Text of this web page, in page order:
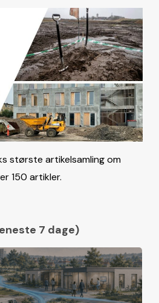
største artikelsamling om
150 artikler.
7 dage)